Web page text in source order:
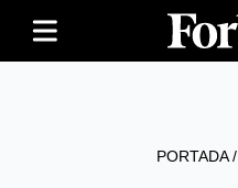
PORTADA/